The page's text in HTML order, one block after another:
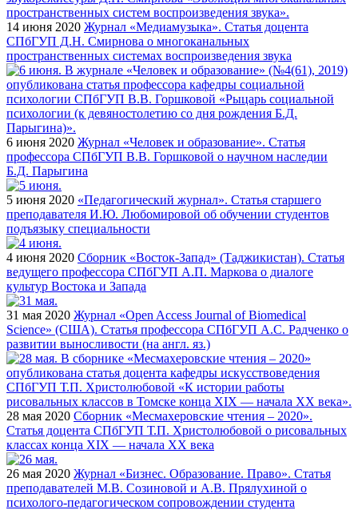
14 июня 2020 Журнал «Медиамузыка». Статья доцента
СПбГУП Д.Н. Смирнова о многоканальных
пространственных системах воспроизведения звука
6 июня 2020 Журнал «Человек и образование». Статья
профессора СПбГУП В.В. Горшковой о научном наследии
Б.Д. Парыгина
5 июня 2020 «Педагогический журнал». Статья старшего
преподавателя И.Ю. Любомировой об обучении студентов
подъязыку специальности
4 июня 2020 Сборник «Восток-Запад» (Таджикистан). Статья
ведущего профессора СПбГУП А.П. Маркова о диалоге
культур Востока и Запада
31 мая 2020 Журнал «Open Access Journal of Biomedical
Science» (США). Статья профессора СПбГУП А.С. Радченко о
развитии выносливости (на англ. яз.)
28 мая 2020 Сборник «Месмахеровские чтения – 2020».
Статья доцента СПбГУП Т.П. Христолюбовой о рисовальных
классах конца XIX — начала ХХ века
26 мая 2020 Журнал «Бизнес. Образование. Право». Статья
преподавателей М.В. Созиновой и А.В. Прялухиной о
психолого-педагогическом сопровождении студента